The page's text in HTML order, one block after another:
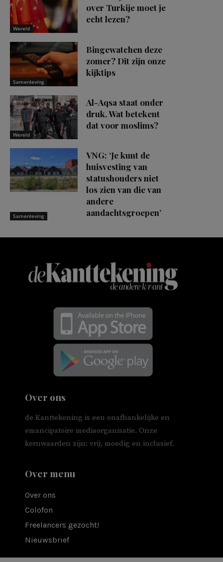
Wereld
over Turkije moet je
echt lezen?
Samenleving
Bingewatchen deze
zomer? Dit zijn onze
kijktips
Wereld
Al-Aqsa staat onder
druk. Wat betekent
dat voor moslims?
Samenleving
VNG: ‘Je kunt de
huisvesting van
statushouders niet
los zien van die van
andere
aandachtsgroepen’
Over ons
de Kanttekening is een onafhankelijke en
emancipatoire mediaorganisatie. Onze
kernwaarden zijn: vrij, moedig en inclusief.
Over menu
Over ons
Colofon
Freelancers gezocht!
Nieuwsbrief